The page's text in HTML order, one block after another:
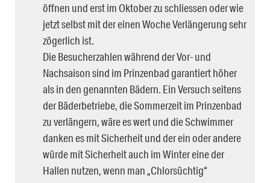
öffnen und erst im Oktober zu schliessen oder wie
jetzt selbst mit der einen Woche Verlängerung sehr
zögerlich ist.
Die Besucherzahlen während der Vor- und
Nachsaison sind im Prinzenbad garantiert höher
als in den genannten Bädern. Ein Versuch seitens
der Bäderbetriebe, die Sommerzeit im Prinzenbad
zu verlängern, wäre es wert und die Schwimmer
danken es mit Sicherheit und der ein oder andere
würde mit Sicherheit auch im Winter eine der
Hallen nutzen, wenn man „Chlorsüchtig“